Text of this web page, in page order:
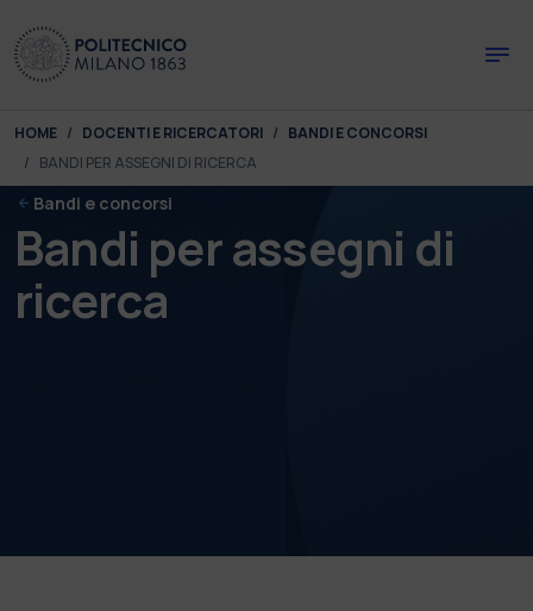
You are here:
HOME DOCENTI E RICERCATORI
BANDI E CONCORSI
BANDI PER ASSEGNI DI RICERCA
Bandi e concorsi
Bandi per assegni di
ricerca